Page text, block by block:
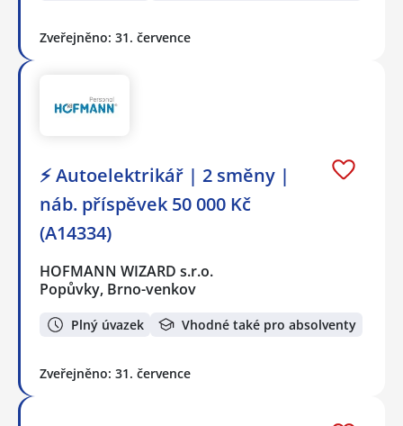
Zveřejněno: 31. července
⚡ Autoelektrikář | 2 směny |
náb. příspěvek 50 000 Kč
(A14334)
HOFMANN WIZARD s.r.o.
Popůvky, Brno-venkov
Plný úvazek Vhodné také pro absolventy
Zveřejněno: 31. července